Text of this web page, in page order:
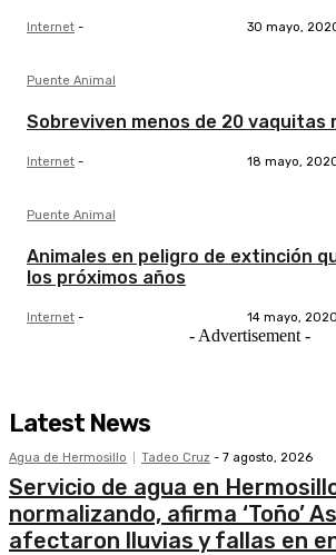
Internet - 30 mayo,
Puente Animal
Sobreviven menos de 20 vaquitas
Internet - 18 mayo,
Puente Animal
Animales en peligro de extinción
los próximos años
Internet - 14 mayo, 2020
- Advertisement -
Latest News
Agua de Hermosillo Tadeo Cruz - 7 agosto, 2026
Servicio de agua en
normalizando, afirma ‘Toño’
afectaron lluvias y fallas en